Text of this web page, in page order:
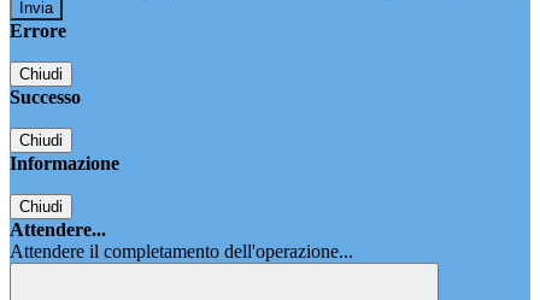
Errore
Chiudi
Successo
Chiudi
Informazione
Chiudi
Attendere...
Attendere il completamento dell'operazione...